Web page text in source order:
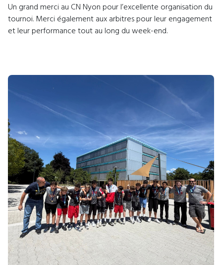
Un grand merci au CN Nyon pour l’excellente organisation du
tournoi. Merci également aux arbitres pour leur engagement
et leur performance tout au long du week-end.